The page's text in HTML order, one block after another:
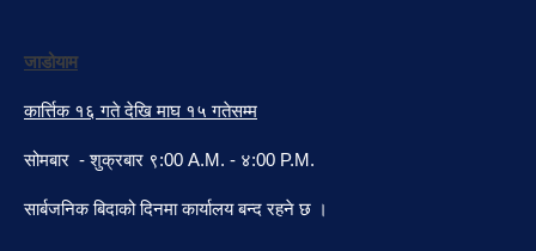
जाडोयाम
कार्त्तिक १६ गते देखि माघ १५ गतेसम्म
सोमबार - शुक्रबार ९:00 A.M. - ४:00 P.M.
सार्बजनिक बिदाको दिनमा कार्यालय बन्द रहने छ ।